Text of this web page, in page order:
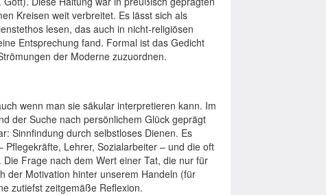
Kreisen weit verbreitet. Es lässt sich als
lesen, das auch in nicht-religiösen
Entsprechung fand. Formal ist das Gedicht
der Moderne zuzuordnen.
wenn man sie säkular interpretieren kann. Im
der Suche nach persönlichem Glück geprägt
Sinnfindung durch selbstloses Dienen. Es
Lehrer, Sozialarbeiter – und die oft
Frage nach dem Wert einer Tat, die nur für
der Motivation hinter unserem Handeln (für
zutiefst zeitgemäße Reflexion.